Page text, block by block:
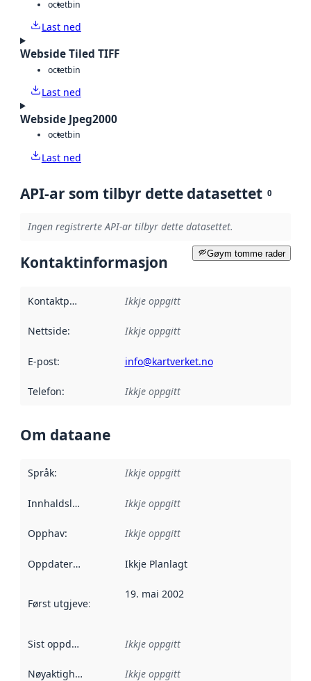
octetbin
Last ned
Webside Tiled TIFF
octetbin
Last ned
Webside Jpeg2000
octetbin
Last ned
API-ar som tilbyr dette datasettet 0
Ingen registrerte API-ar tilbyr dette datasettet.
Gøym tomme rader
Kontaktinformasjon
Kontaktpunkt Ikkje oppgitt
Nettside: Ikkje oppgitt
E-post: info@kartverket.no
Telefon: Ikkje oppgitt
Om dataane
Språk: Ikkje oppgitt
Innhaldsleverandørar :
Ikkje oppgitt
Opphav: Ikkje oppgitt
Oppdateringsfrekvens :
Ikkje Planlagt
Først utgjeve:
19. mai 2002
Sist oppdatert Ikkje oppgitt
Nøyaktigheit Ikkje oppgitt